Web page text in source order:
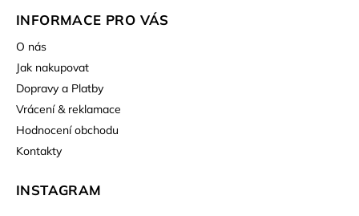
INFORMACE PRO VÁS
O nás
Jak nakupovat
Dopravy a Platby
Vrácení & reklamace
Hodnocení obchodu
Kontakty
INSTAGRAM